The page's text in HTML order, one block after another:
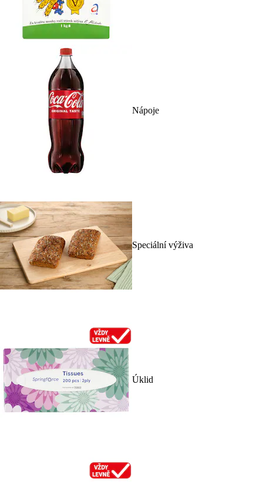
Nápoje
Speciální výživa
Úklid